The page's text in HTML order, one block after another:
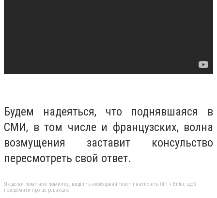
Будем надеяться, что поднявшаяся в
СМИ, в том числе и французских, волна
возмущения заставит консульство
пересмотреть свой ответ.
Якщо ви помітили помилку, виділіть необхідний текст і натисніть Ctrl + Enter, щоб
повідомити про це редакцію